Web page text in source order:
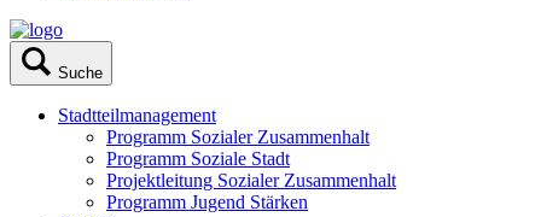
Suche
Stadtteilmanagement
Programm Sozialer Zusammenhalt
Programm Soziale Stadt
Projektleitung Sozialer Zusammenhalt
Programm Jugend Stärken